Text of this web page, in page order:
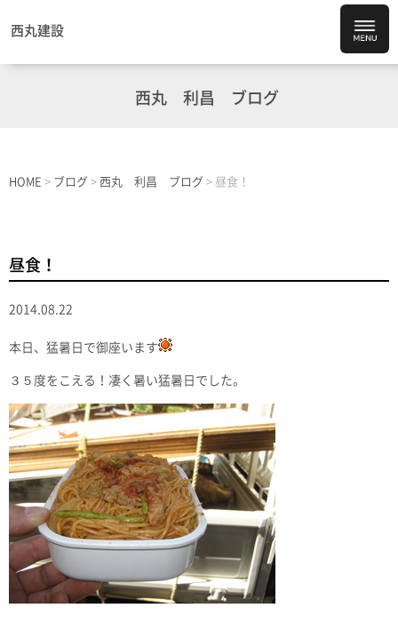
西丸建設
西丸 利昌 ブログ
HOME > ブログ > 西丸 利昌 ブログ > 昼食！
昼食！
2014.08.22
本日、猛暑日で御座います
３５度をこえる！凄く暑い猛暑日でした。